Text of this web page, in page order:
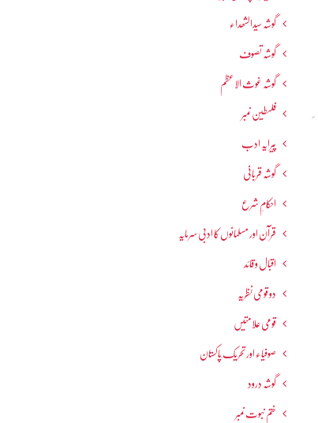
گوشہ سیدالشھداء
گوشہ تصوف
گوشہ غوث الاعظم
فلسطین نمبر
پیرایہ ادب
گوشہ قربانی
احکامِ شرع
قرآن اور مسلمانوں کا ادبی سرمایہ
اقبال و قائد
دو قومی نظریہ
قومی علامتیں
صوفیاء اور تحریک ِپاکستان
گوشہ درود
ختم نبوت نمبر